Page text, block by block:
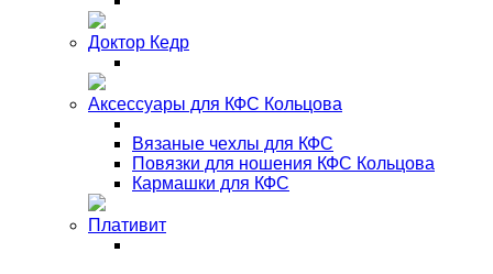
Доктор Кедр
Аксессуары для КФС Кольцова
Вязаные чехлы для КФС
Повязки для ношения КФС Кольцова
Кармашки для КФС
Плативит